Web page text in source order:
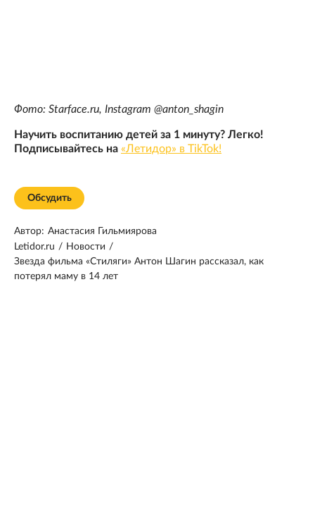
Фото: Starface.ru, Instagram @anton_shagin
Научить воспитанию детей за 1 минуту? Легко!
Подписывайтесь на «Летидор» в TikTok!
Обсудить
Автор: Анастасия Гильмиярова
Letidor.ru / Новости /
Звезда фильма «Стиляги» Антон Шагин рассказал, как
потерял маму в 14 лет